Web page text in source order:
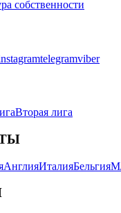
собственности
telegramviber
Вторая лига
АнглияИталияБельгия